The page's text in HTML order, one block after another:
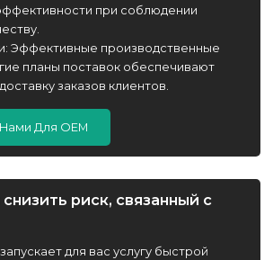
при соблюдении
Эффективные производственные
планы поставок обеспечивают
заказов клиентов.
Для OEM
риск, связанный с
для вас услугу быстрой